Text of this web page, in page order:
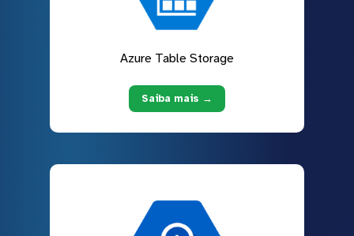
Azure Table Storage
Saiba mais →